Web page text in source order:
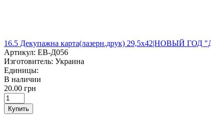
16.5 Декупажна карта(лазерн.друк) 29,5х42|НОВЫЙ ГОД
Артикул: ЕВ-Д056
Изготовитель: Украина
Единицы:
В наличии
20.00 грн
Купить